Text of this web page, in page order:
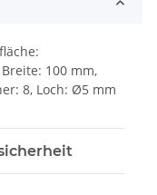
100 mm,
8, Loch: Ø5 mm